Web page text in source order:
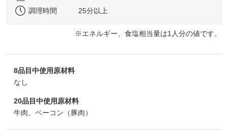
調理時間
25分以上
エネルギー、食塩相当量は1人分の値です。
8品目中使用原材料
なし
20品目中使用原材料
牛肉、ベーコン（豚肉）